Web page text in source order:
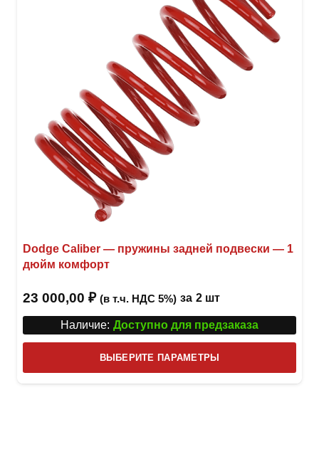
Dodge Caliber — пружины задней подвески — 1
дюйм комфорт
23 000,00 ₽ (в т.ч. НДС 5%) за 2 шт
Наличие: Доступно для предзаказа
ВЫБЕРИТЕ ПАРАМЕТРЫ
товар